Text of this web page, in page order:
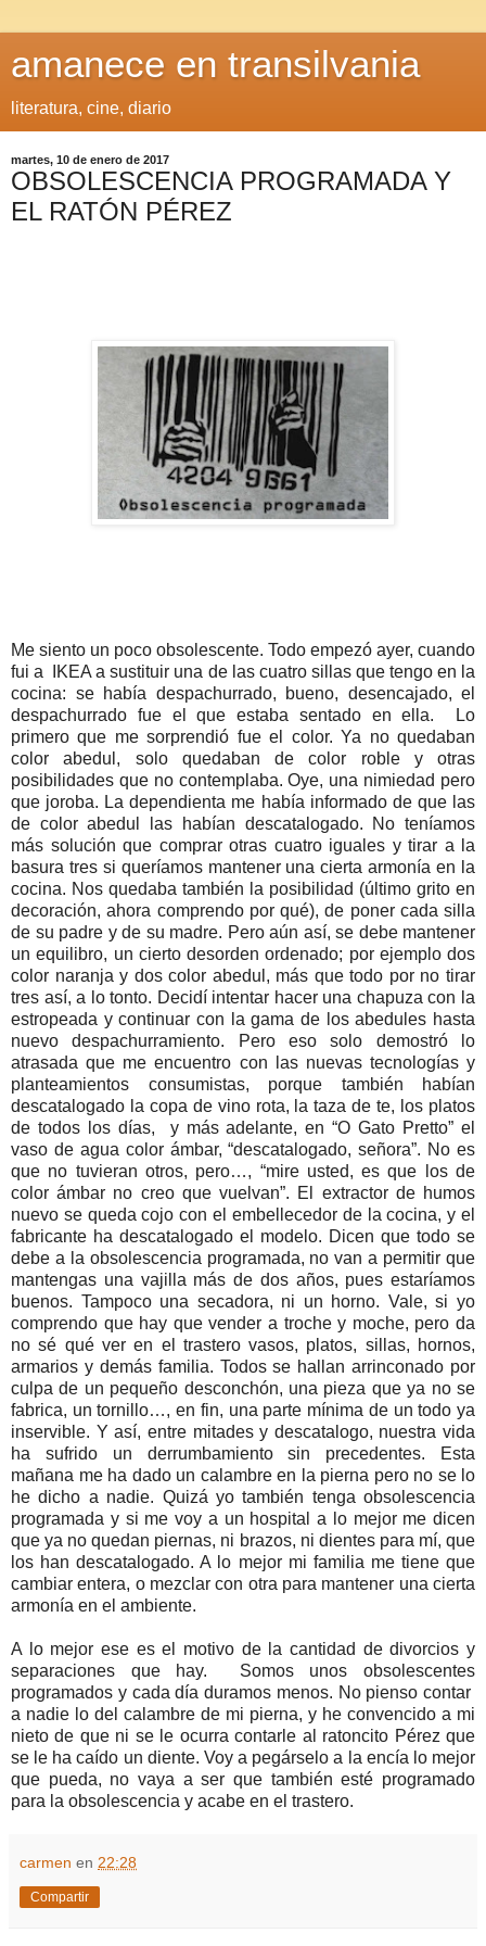
amanece en transilvania
literatura, cine, diario
martes, 10 de enero de 2017
OBSOLESCENCIA PROGRAMADA Y
EL RATÓN PÉREZ
Me siento un poco obsolescente. Todo empezó ayer, cuando
fui a
IKEA a sustituir una de las cuatro sillas que tengo en la
cocina: se había despachurrado, bueno, desencajado, el
despachurrado fue el que estaba sentado en ella.
Lo
primero que me sorprendió fue el color. Ya no quedaban
color abedul, solo quedaban de color roble y otras
posibilidades que no contemplaba. Oye, una nimiedad pero
que joroba. La dependienta me había informado de que las
de color abedul las habían descatalogado. No teníamos
más solución que comprar otras cuatro iguales y tirar a la
basura tres si queríamos mantener una cierta armonía en la
cocina. Nos quedaba también la posibilidad (último grito en
decoración, ahora comprendo por qué), de poner cada silla
de su padre y de su madre. Pero aún así, se debe mantener
un equilibro, un cierto desorden ordenado; por ejemplo dos
color naranja y dos color abedul, más que todo por no tirar
tres así, a lo tonto. Decidí intentar hacer una chapuza con la
estropeada y continuar con la gama de los abedules hasta
nuevo despachurramiento. Pero eso solo demostró lo
atrasada que me encuentro con las nuevas tecnologías y
planteamientos consumistas, porque también habían
descatalogado la copa de vino rota, la taza de te, los platos
de todos los días,
y más adelante, en “O Gato Pretto” el
vaso de agua color ámbar, “descatalogado, señora”. No es
que no tuvieran otros, pero…, “mire usted, es que los de
color ámbar no creo que vuelvan”. El extractor de humos
nuevo se queda cojo con el embellecedor de la cocina, y el
fabricante ha descatalogado el modelo. Dicen que todo se
debe a la obsolescencia programada, no van a permitir que
mantengas una vajilla más de dos años, pues estaríamos
buenos. Tampoco una secadora, ni un horno. Vale, si yo
comprendo que hay que vender a troche y moche, pero da
no sé qué ver en el trastero vasos, platos, sillas, hornos,
armarios y demás familia. Todos se hallan arrinconado por
culpa de un pequeño desconchón, una pieza que ya no se
fabrica, un tornillo…, en fin, una parte mínima de un todo ya
inservible. Y así, entre mitades y descatalogo, nuestra vida
ha sufrido un derrumbamiento sin precedentes. Esta
mañana me ha dado un calambre en la pierna pero no se lo
he dicho a nadie. Quizá yo también tenga obsolescencia
programada y si me voy a un hospital a lo mejor me dicen
que ya no quedan piernas, ni brazos, ni dientes para mí, que
los han descatalogado. A lo mejor mi familia me tiene que
cambiar entera, o mezclar con otra para mantener una cierta
armonía en el ambiente.
A lo mejor ese es el motivo de la cantidad de divorcios y
separaciones que hay.
Somos unos obsolescentes
programados y cada día duramos menos. No pienso contar
a nadie lo del calambre de mi pierna, y he convencido a mi
nieto de que ni se le ocurra contarle al ratoncito Pérez que
se le ha caído un diente. Voy a pegárselo a la encía lo mejor
que pueda, no vaya a ser que también esté programado
para la obsolescencia y acabe en el trastero.
carmen en 22:28
Compartir